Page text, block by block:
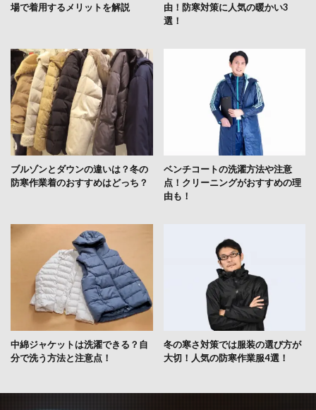
場で着用するメリットを解説
由！防寒対策に人気の暖かい3
選！
ブルゾンとダウンの違いは？冬の
防寒作業着のおすすめはどっち？
ベンチコートの洗濯方法や注意
点！クリーニングがおすすめの理
由も！
中綿ジャケットは洗濯できる？自
分で洗う方法と注意点！
冬の寒さ対策では服装の選び方が
大切！人気の防寒作業服4選！